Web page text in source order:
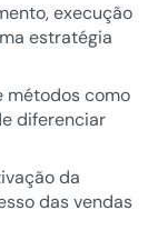
execução
estratégia
como
diferenciar
da
das vendas